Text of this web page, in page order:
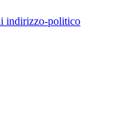
indirizzo-politico